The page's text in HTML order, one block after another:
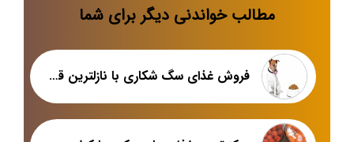
مطالب خواندنی دیگر برای شما
فروش غذای سگ شکاری با نازلترین قیمت